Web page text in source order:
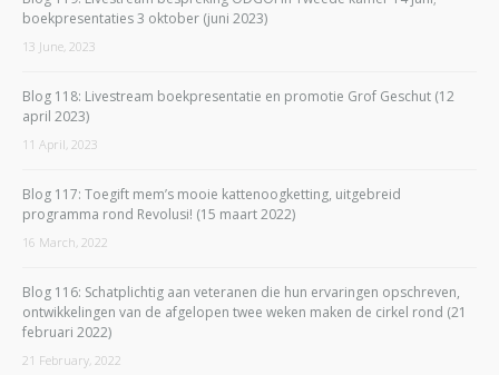
boekpresentaties 3 oktober (juni 2023)
13 June, 2023
Blog 118: Livestream boekpresentatie en promotie Grof Geschut (12
april 2023)
11 April, 2023
Blog 117: Toegift mem’s mooie kattenoogketting, uitgebreid
programma rond Revolusi! (15 maart 2022)
16 March, 2022
Blog 116: Schatplichtig aan veteranen die hun ervaringen opschreven,
ontwikkelingen van de afgelopen twee weken maken de cirkel rond (21
februari 2022)
21 February, 2022